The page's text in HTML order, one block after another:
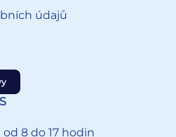
údajů
8 do 17 hodin